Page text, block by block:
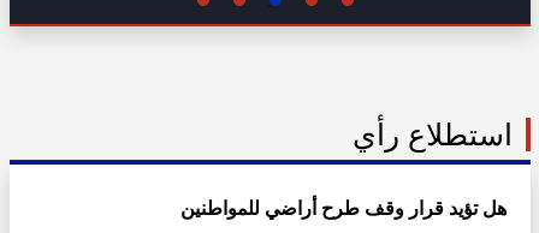
استطلاع رأي
هل تؤيد قرار وقف طرح أراضي للمواطنين